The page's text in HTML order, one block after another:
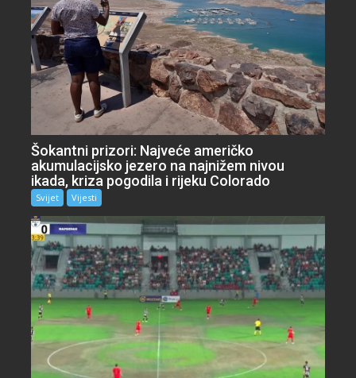
Šokantni prizori: Najveće američko
akumulacijsko jezero na najnižem nivou
ikada, kriza pogodila i rijeku Colorado
Svijet Vijesti